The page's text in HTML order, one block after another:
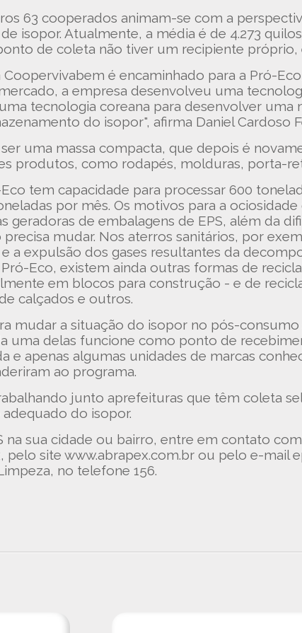
63 cooperados animam-se com a
isopor. Atualmente, a média é de 4.273
de coleta não tiver um recipiente
é encaminhado para a Pró-
a empresa desenvolveu uma
tecnologia coreana para desenvolver
do isopor", afirma Daniel Cardoso
ser uma massa compacta, que depois é
produtos, como rodapés, molduras, porta-
tem capacidade para processar 600
por mês. Os motivos para a
geradoras de embalagens de EPS, além da
mudar. Nos aterros sanitários, por
a expulsão dos gases resultantes da
Eco, existem ainda outras formas de
em blocos para construção - e de
calçados e outros.
mudar a situação do isopor no pós-
uma delas funcione como ponto de
e apenas algumas unidades de marcas
ao programa.
junto aprefeituras que têm coleta
do isopor.
na sua cidade ou bairro, entre em contato
site www.abrapex.com.br ou pelo e-mail
no telefone 156.